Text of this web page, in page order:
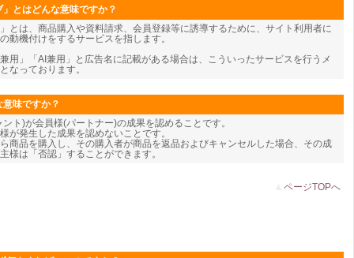
とはどんな意味ですか？
とは、商品購入や資料請求、会員登録等に誘導するために、サイト利用者に
動機付けをするサービスを指します。
用」「AI兼用」と広告名に記載がある場合は、こういったサービスを行うメ
なっております。
味ですか？
ト)が会員様(パートナー)の成果を認めることです。
が発生した成果を認めないことです。
商品を購入し、その購入者が商品を返品およびキャンセルした場合、その成
様は「否認」することができます。
ページTOPへ